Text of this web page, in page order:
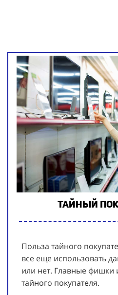
Тайный
Польза тайного
все еще использовать
или нет. Главные фишки
тайного покупателя.